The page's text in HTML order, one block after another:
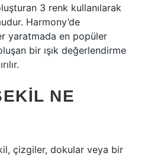
3 renk kullanılarak
Harmony’de
yaratmada en popüler
bir ışık değerlendirme
NE
çizgiler, dokular veya bir